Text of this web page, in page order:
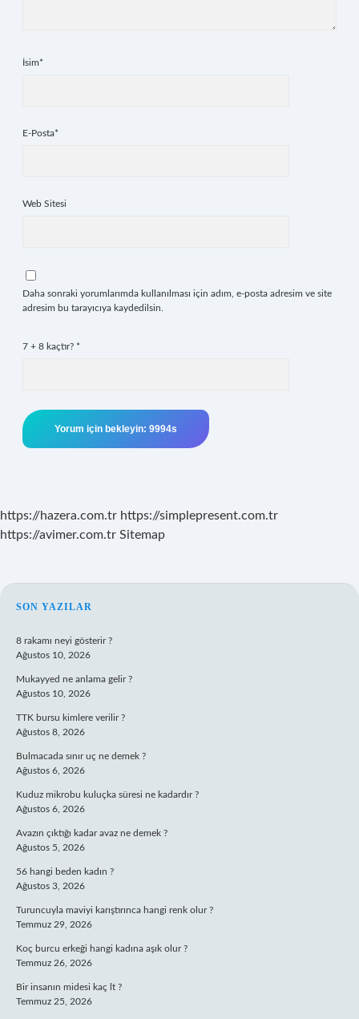
İsim*
E-Posta*
Web Sitesi
Daha sonraki yorumlarımda kullanılması için adım, e-posta adresim ve site
adresim bu tarayıcıya kaydedilsin.
7 + 8 kaçtır? *
https://hazera.com.tr https://simplepresent.com.tr
https://avimer.com.tr Sitemap
SIDEBAR
SON YAZILAR
8 rakamı neyi gösterir ?
Ağustos 10, 2026
Mukayyed ne anlama gelir ?
Ağustos 10, 2026
TTK bursu kimlere verilir ?
Ağustos 8, 2026
Bulmacada sınır uç ne demek ?
Ağustos 6, 2026
Kuduz mikrobu kuluçka süresi ne kadardır ?
Ağustos 6, 2026
Avazın çıktığı kadar avaz ne demek ?
Ağustos 5, 2026
56 hangi beden kadın ?
Ağustos 3, 2026
Turuncuyla maviyi karıştırınca hangi renk olur ?
Temmuz 29, 2026
Koç burcu erkeği hangi kadına aşık olur ?
Temmuz 26, 2026
Bir insanın midesi kaç lt ?
Temmuz 25, 2026